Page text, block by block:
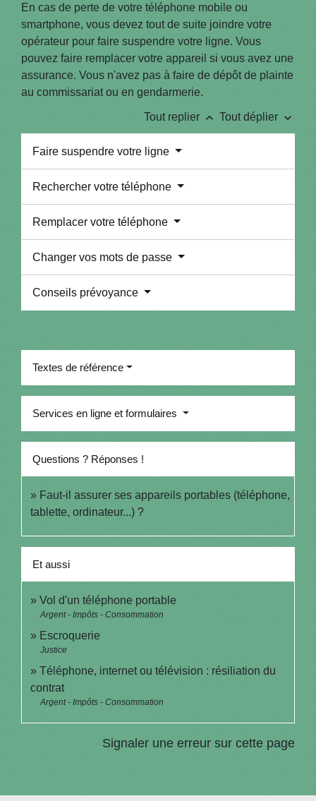
En cas de perte de votre téléphone mobile ou
smartphone, vous devez tout de suite joindre votre
opérateur pour faire suspendre votre ligne. Vous
pouvez faire remplacer votre appareil si vous avez une
assurance. Vous n'avez pas à faire de dépôt de plainte
au commissariat ou en gendarmerie.
Tout replier keyboard_arrow_up Tout déplier keyboard_arrow_down
Faire suspendre votre ligne
Rechercher votre téléphone
Remplacer votre téléphone
Changer vos mots de passe
Conseils prévoyance
Textes de référence
Services en ligne et formulaires
Questions ? Réponses !
Faut-il assurer ses appareils portables (téléphone,
tablette, ordinateur...) ?
Et aussi
Vol d'un téléphone portable
Argent - Impôts - Consommation
Escroquerie
Justice
Téléphone, internet ou télévision : résiliation du
contrat
Argent - Impôts - Consommation
Signaler une erreur sur cette page